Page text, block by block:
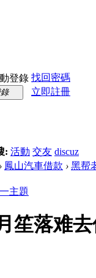
登錄 找回密碼
立即註冊
: 活動 交友 discuz
› 鳳山汽車借款 › 黑帮
笙落难